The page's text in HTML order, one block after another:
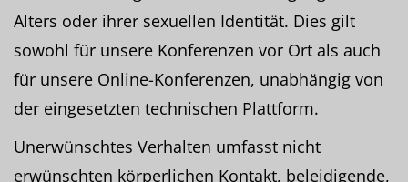
Alters oder ihrer sexuellen Identität. Dies gilt
sowohl für unsere Konferenzen vor Ort als auch
für unsere Online-Konferenzen, unabhängig von
der eingesetzten technischen Plattform.
Unerwünschtes Verhalten umfasst nicht
erwünschten körperlichen Kontakt, beleidigende,